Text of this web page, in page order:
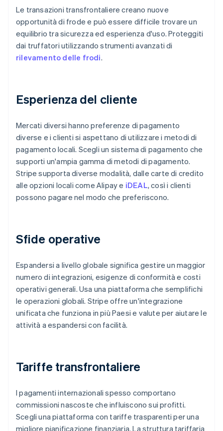
Le transazioni transfrontaliere creano nuove
opportunità di frode e può essere difficile trovare un
equilibrio tra sicurezza ed esperienza d'uso. Proteggiti
dai truffatori utilizzando strumenti avanzati di
rilevamento delle frodi.
Esperienza del cliente
Mercati diversi hanno preferenze di pagamento
diverse e i clienti si aspettano di utilizzare i metodi di
pagamento locali. Scegli un sistema di pagamento che
supporti un'ampia gamma di metodi di pagamento.
Stripe supporta diverse modalità, dalle carte di credito
alle opzioni locali come Alipay e iDEAL, così i clienti
possono pagare nel modo che preferiscono.
Sfide operative
Espandersi a livello globale significa gestire un maggior
numero di integrazioni, esigenze di conformità e costi
operativi generali. Usa una piattaforma che semplifichi
le operazioni globali. Stripe offre un'integrazione
unificata che funziona in più Paesi e valute per aiutare le
attività a espandersi con facilità.
Tariffe transfrontaliere
I pagamenti internazionali spesso comportano
commissioni nascoste che influiscono sui profitti.
Scegli una piattaforma con tariffe trasparenti per una
migliore pianificazione finanziaria. La struttura tariffaria